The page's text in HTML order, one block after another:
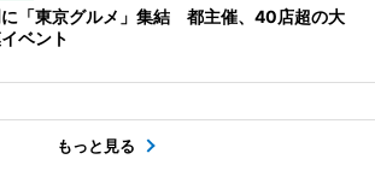
「東京グルメ」集結 都主催、40店超の大
ベント
もっと見る